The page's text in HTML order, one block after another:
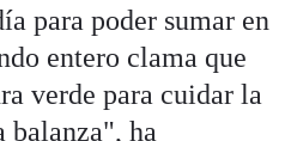
para poder sumar en
entero clama que
verde para cuidar la
ha